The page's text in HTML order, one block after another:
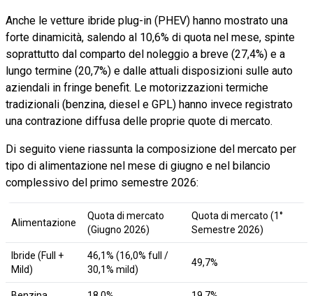
Anche le vetture ibride plug-in (PHEV) hanno mostrato una
forte dinamicità, salendo al 10,6% di quota nel mese, spinte
soprattutto dal comparto del noleggio a breve (27,4%) e a
lungo termine (20,7%) e dalle attuali disposizioni sulle auto
aziendali in fringe benefit. Le motorizzazioni termiche
tradizionali (benzina, diesel e GPL) hanno invece registrato
una contrazione diffusa delle proprie quote di mercato.
Di seguito viene riassunta la composizione del mercato per
tipo di alimentazione nel mese di giugno e nel bilancio
complessivo del primo semestre 2026:
Alimentazione
Quota di mercato
(Giugno 2026)
Quota di mercato (1°
Semestre 2026)
Ibride (Full +
Mild)
46,1% (16,0% full /
30,1% mild)
49,7%